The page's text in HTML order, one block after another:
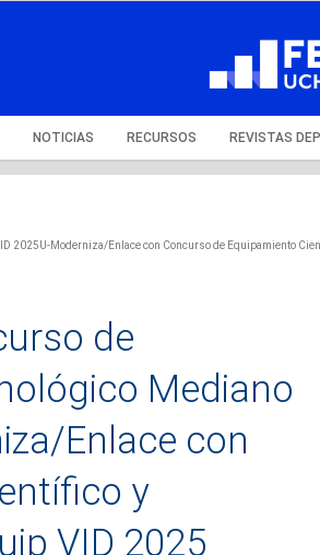
NOTICIAS RECURSOS REVISTAS
2025U-Moderniza/Enlace con Concurso de Equipamiento
de
Mediano
Enlace con
y
VID 2025